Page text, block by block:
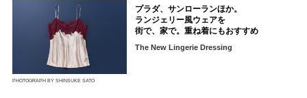
PHOTOGRAPH BY SHINSUKE SATO
プラダ、サンローランほか。
ランジェリー風ウェアを
街で、家で。重ね着にもおすすめ
The New Lingerie Dressing